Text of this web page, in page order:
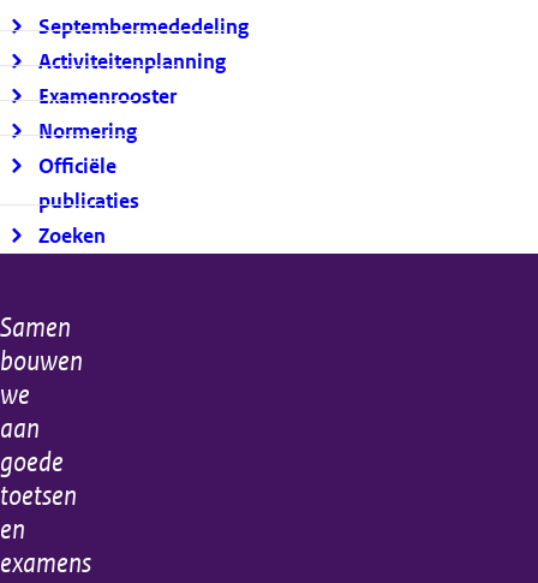
Septembermededeling
Activiteitenplanning
Examenrooster
Normering
Officiële
publicaties
Zoeken
Algemene
informatie
Samen
bouwen
we
aan
goede
toetsen
en
examens